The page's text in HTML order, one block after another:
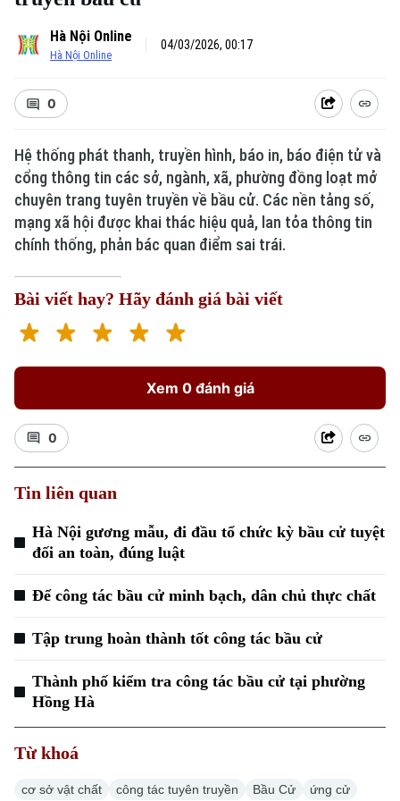
Xu hướng
Hà Nội Online
Hà Nội Online
04/03/2026, 00:17
0
Hệ thống phát thanh, truyền hình, báo in, báo điện tử và
cổng thông tin các sở, ngành, xã, phường đồng loạt mở
chuyên trang tuyên truyền về bầu cử. Các nền tảng số,
mạng xã hội được khai thác hiệu quả, lan tỏa thông tin
chính thống, phản bác quan điểm sai trái.
Bài viết hay? Hãy đánh giá bài viết
Xem 0 đánh giá
0
Tin liên quan
Hà Nội gương mẫu, đi đầu tổ chức kỳ bầu cử tuyệt
đối an toàn, đúng luật
Để công tác bầu cử minh bạch, dân chủ thực chất
Tập trung hoàn thành tốt công tác bầu cử
Thành phố kiểm tra công tác bầu cử tại phường
Hồng Hà
Từ khoá
cơ sở vật chất công tác tuyên truyền Bầu Cử ứng cử